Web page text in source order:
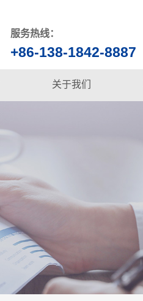
服务热线：
+86-138-1842-8887
关于我们